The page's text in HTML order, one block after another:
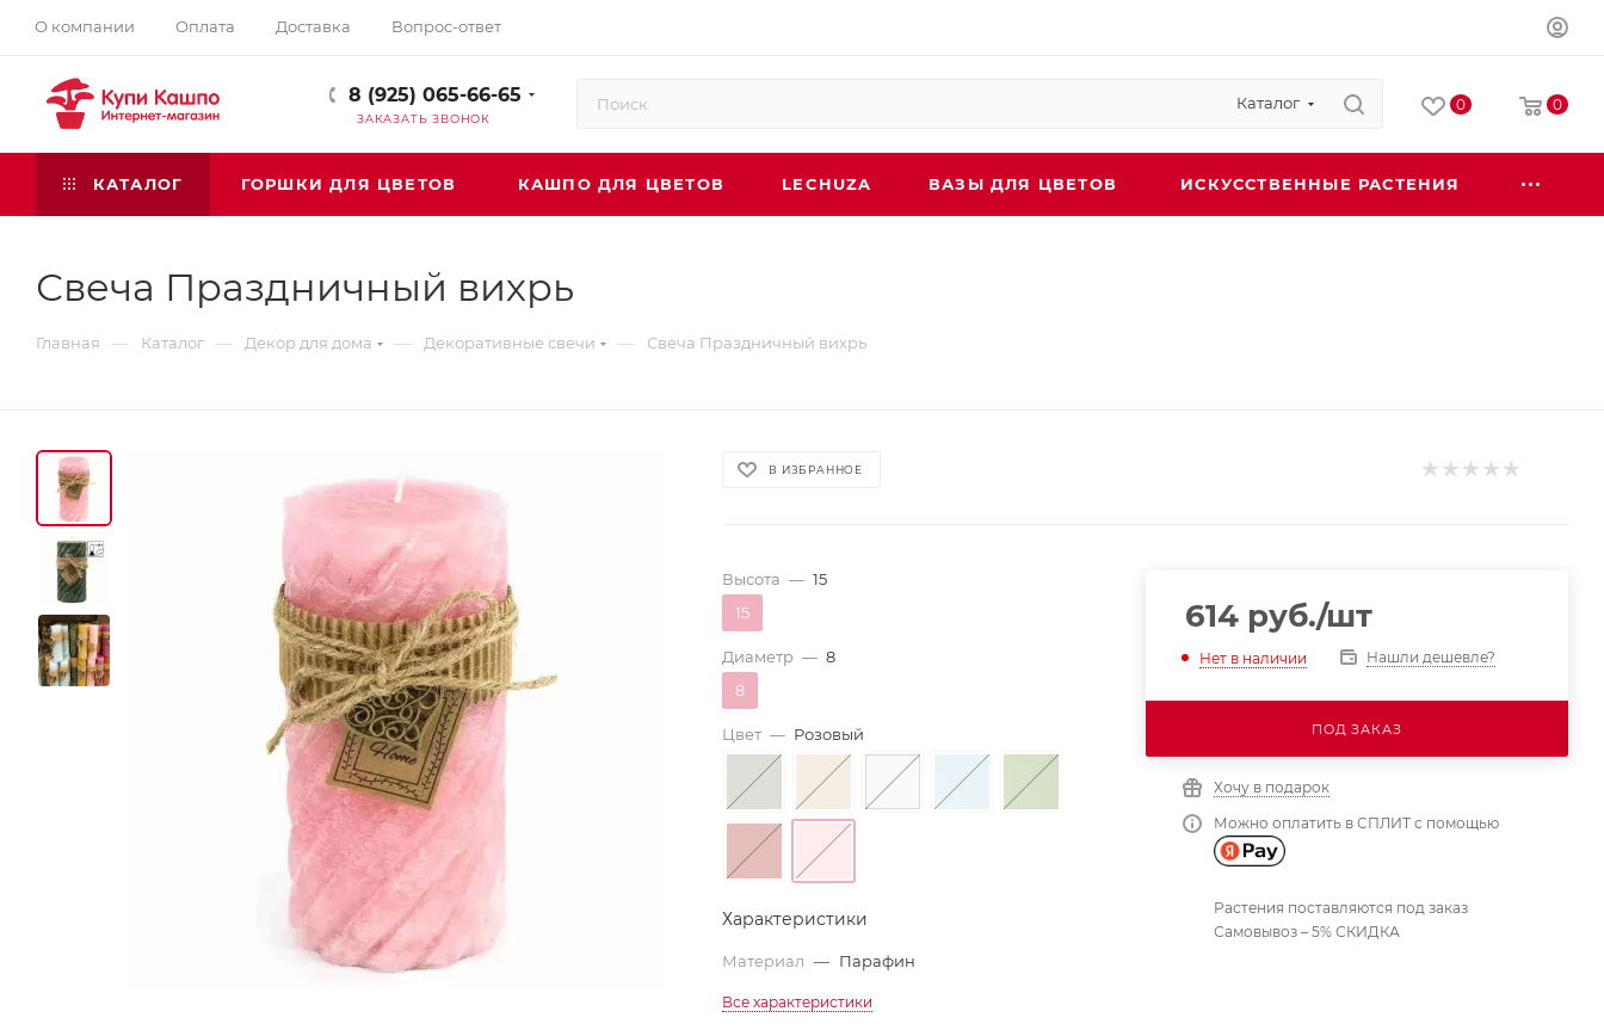
О компании Оплата Доставка Вопрос-ответ
8 (925) 065-66-65
ЗАКАЗАТЬ ЗВОНОК
Каталог 0 0
КАТАЛОГ ГОРШКИ ДЛЯ ЦВЕТОВ КАШПО ДЛЯ ЦВЕТОВ LECHUZA ВАЗЫ ДЛЯ ЦВЕТОВ ИСКУССТВЕННЫЕ РАСТЕНИЯ
Свеча Праздничный вихрь
Главная — Каталог — Декор для дома — Декоративные свечи — Свеча Праздничный вихрь
В ИЗБРАННОЕ
Высота — 15
15
Диаметр — 8
8
Цвет — Розовый
Характеристики
Материал — Парафин
Все характеристики
614руб./шт
Нет в наличии Нашли дешевле?
ПОД ЗАКАЗ
Хочу в подарок
Можно оплатить в СПЛИТ с помощью
Растения поставляются под заказ
Самовывоз – 5% СКИДКА